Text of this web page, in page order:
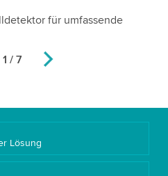
2 / 7
für umfassende
Lösung